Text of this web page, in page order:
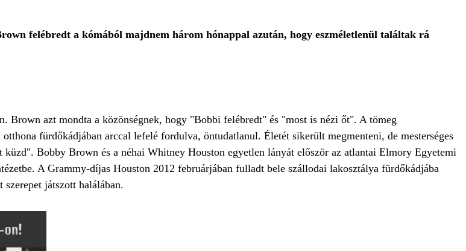
felébredt a kómából majdnem három hónappal azután, hogy eszméletlenül találtak rá
Brown azt mondta a közönségnek, hogy "Bobbi felébredt" és "most is nézi őt". A tömeg
fürdőkádjában arccal lefelé fordulva, öntudatlanul. Életét sikerült megmenteni, de mesterséges
Bobby Brown és a néhai Whitney Houston egyetlen lányát először az atlantai Elmory Egyetemi
A Grammy-díjas Houston 2012 februárjában fulladt bele szállodai lakosztálya fürdőkádjába
játszott halálában.